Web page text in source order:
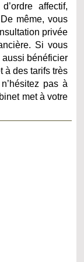
affectif,
même, vous
privée
Si vous
bénéficier
à des tarifs très
pas à
met à votre